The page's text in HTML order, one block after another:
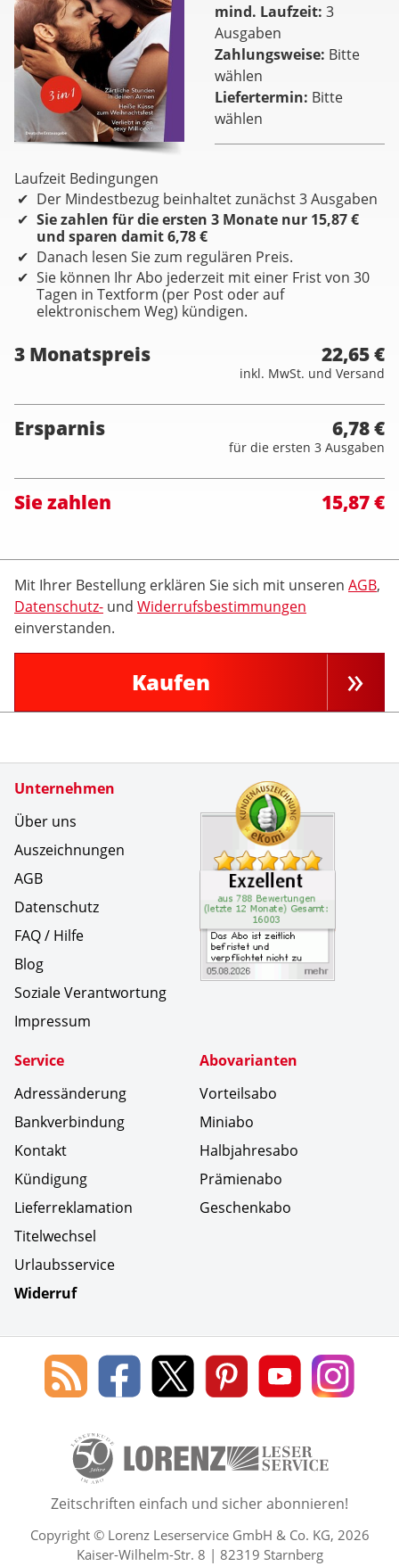
mind. Laufzeit 3
Ausgaben
Zahlungsweise Bitte
wählen
Liefertermin Bitte
wählen
Laufzeit Bedingungen
Der Mindestbezug beinhaltet zunächst 3 Ausgaben
Sie zahlen für die ersten 3 Monate nur 15,87 €
und sparen damit 6,78 €
Danach lesen Sie zum regulären Preis.
Sie können Ihr Abo jederzeit mit einer Frist von 30
Tagen in Textform (per Post oder auf
elektronischem Weg) kündigen.
3 Monatspreis 22,65 €
inkl. MwSt. und Versand
Ersparnis 6,78 €
für die ersten 3 Ausgaben
Sie zahlen 15,87 €
Mit Ihrer Bestellung erklären Sie sich mit unseren AGB,
Datenschutz- und Widerrufsbestimmungen
einverstanden.
Kaufen
Unternehmen
Über uns
Auszeichnungen
AGB
Datenschutz
FAQ / Hilfe
Blog
Soziale Verantwortung
Impressum
Service
Adressänderung
Bankverbindung
Kontakt
Kündigung
Lieferreklamation
Titelwechsel
Urlaubsservice
Widerruf
Abovarianten
Vorteilsabo
Miniabo
Halbjahresabo
Prämienabo
Geschenkabo
Zertifikate
Social Media
Blog
des
Leserservice
Lorenz
Leserservice
Lorenz
Leserservice
Lorenz
Leserservice
Lorenz
Leserservice
Lorenz
50 Lesefreude im Abo Jahre
Zeitschriften einfach und sicher abonnieren!
Copyright © Lorenz Leserservice GmbH & Co. KG, 2026
Kaiser-Wilhelm-Str. 8 | 82319 Starnberg